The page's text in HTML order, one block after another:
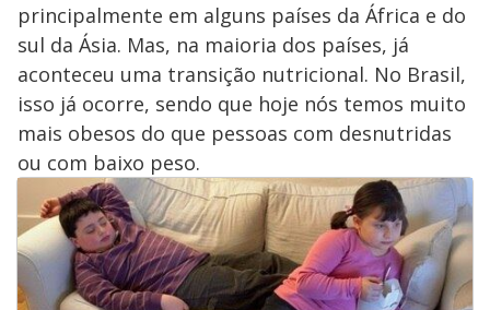
principalmente em alguns países da África e do
sul da Ásia. Mas, na maioria dos países, já
aconteceu uma transição nutricional. No Brasil,
isso já ocorre, sendo que hoje nós temos muito
mais obesos do que pessoas com desnutridas
ou com baixo peso.